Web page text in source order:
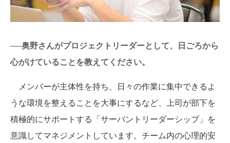
──奥野さんがプロジェクトリーダーとして、日ごろから
心がけていることを教えてください。
メンバーが主体性を持ち、日々の作業に集中できるよ
うな環境を整えることを大事にするなど、上司が部下を
積極的にサポートする「サーバントリーダーシップ」を
意識してマネジメントしています。チーム内の心理的安